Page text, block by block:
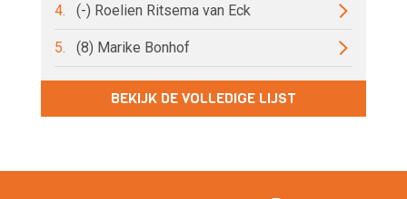
4. (-) Roelien Ritsema van Eck
5. (8) Marike Bonhof
BEKIJK DE VOLLEDIGE LIJST